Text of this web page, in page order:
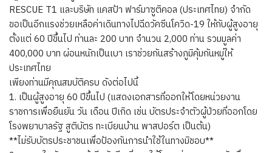
RESCUE T1 และบริษัท แคสป้า ฟาร์มาซูติคอล (ประเทศไทย) จำกัด
ขอเป็นอีกแรงช่วยเหลือค่าเดินทางไปฉีดวัคซีนโควิด-19 ให้กับผู้สูงอายุ
ตั้งแต่ 60 ปีขึ้นไป ท่านละ 200 บาท จำนวน 2,000 ท่าน รวมมูลค่า
400,000 บาท ผ่อนหนักเป็นเบา เราช่วยกันสร้างภูมิคุ้มกันหมู่ให้
ประเทศไทย
เพียงท่านมีคุณสมบัติครบ ดังต่อไปนี้
1. เป็นผู้สูงอายุ 60 ปีขึ้นไป (แสดงเอกสารที่ออกให้โดยหน่วยงาน
ราชการเพื่อยืนยัน วัน เดือน ปีเกิด เช่น บัตรประจำตัวผู้ป่วยที่ออกโดย
โรงพยาบาลรัฐ สูติบัตร ทะเบียนบ้าน พาสปอร์ต เป็นต้น)
**ไม่รับบัตรประชาชนเพื่อป้องกันการนำใช้ในทางมิชอบ**